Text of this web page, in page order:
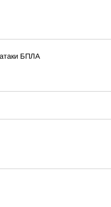
БПЛА